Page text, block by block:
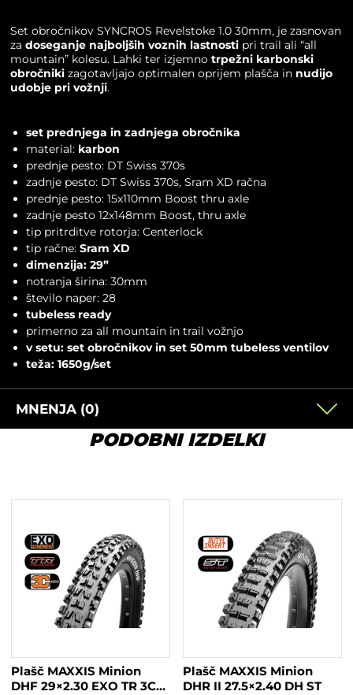
Set obročnikov SYNCROS Revelstoke 1.0 30mm, je zasnovan
za doseganje najboljših voznih lastnostipri trail ali “all
mountain” kolesu. Lahki ter izjemno trpežni karbonski
obročnikizagotavljajo optimalen oprijem plašča in nudijo
udobje pri vožnji.
set prednjega in zadnjega obročnika
material:karbon
prednje pesto: DT Swiss 370s
zadnje pesto: DT Swiss 370s, Sram XD račna
prednje pesto: 15x110mm Boost thru axle
zadnje pesto 12x148mm Boost, thru axle
tip pritrditve rotorja: Centerlock
tip račne:Sram XD
dimenzija: 29”
notranja širina: 30mm
število naper: 28
tubeless ready
primerno za all mountain in trail vožnjo
v setu: set obročnikov in set 50mm tubeless ventilov
teža: 1650g/set
MNENJA (0)
PODOBNI IZDELKI
Plašč MAXXIS Minion
DHF 29×2.30 EXO TR 3C
Plašč MAXXIS Minion
DHR II 27.5×2.40 DH ST